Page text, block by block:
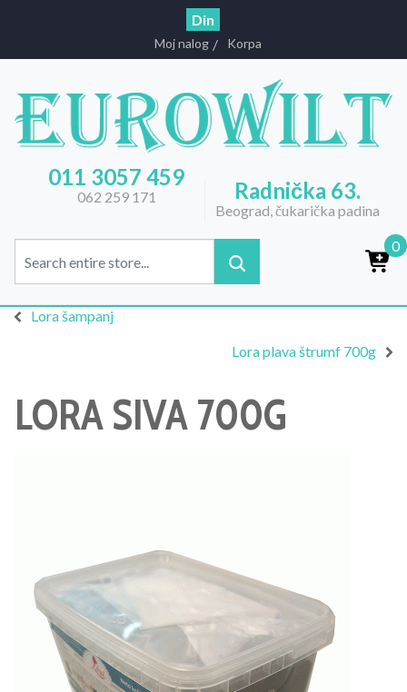
Din
Moj nalog Korpa
011 3057 459
062 259 171 Radnička 63.
Beograd, čukarička padina
0
Lora šampanj
Lora plava štrumf 700g
LORA SIVA 700G